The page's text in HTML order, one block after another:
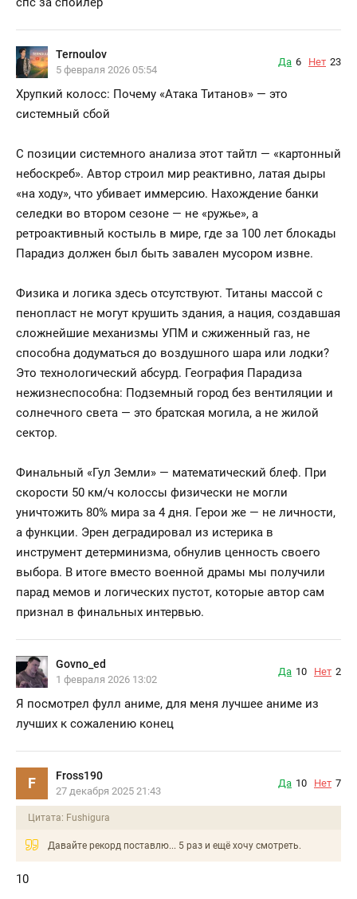
Ternoulov
5 февраля 2026 05:54
Да 6 Нет 23
Хрупкий колосс: Почему «Атака Титанов» — это
системный сбой
С позиции системного анализа этот тайтл — «картонный
небоскреб». Автор строил мир реактивно, латая дыры
«на ходу», что убивает иммерсию. Нахождение банки
селедки во втором сезоне — не «ружье», а
ретроактивный костыль в мире, где за 100 лет блокады
Парадиз должен был быть завален мусором извне.
Физика и логика здесь отсутствуют. Титаны массой с
пенопласт не могут крушить здания, а нация, создавшая
сложнейшие механизмы УПМ и сжиженный газ, не
способна додуматься до воздушного шара или лодки?
Это технологический абсурд. География Парадиза
нежизнеспособна: Подземный город без вентиляции и
солнечного света — это братская могила, а не жилой
сектор.
Финальный «Гул Земли» — математический блеф. При
скорости 50 км/ч колоссы физически не могли
уничтожить 80% мира за 4 дня. Герои же — не личности,
а функции. Эрен деградировал из истерика в
инструмент детерминизма, обнулив ценность своего
выбора. В итоге вместо военной драмы мы получили
парад мемов и логических пустот, которые автор сам
признал в финальных интервью.
Govno_ed
1 февраля 2026 13:02
Да 10 Нет 2
Я посмотрел фулл аниме, для меня лучшее аниме из
лучших к сожалению конец
F Fross190
27 декабря 2025 21:43
Да 10 Нет 7
Цитата: Fushigura
Давайте рекорд поставлю... 5 раз и ещё хочу смотреть.
10